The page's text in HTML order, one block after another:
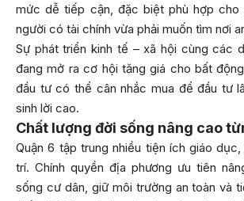
mức dễ tiếp cận, đặc biệt phù hợp cho
người có tài chính vừa phải muốn tìm nơi
Sự phát triển kinh tế – xã hội cùng các
đang mở ra cơ hội tăng giá cho bất
đầu tư có thể cân nhắc mua để đầu tư
sinh lời cao.
Chất lượng đời sống nâng cao
Quận 6 tập trung nhiều tiện ích giáo
trí. Chính quyền địa phương ưu tiên
sống cư dân, giữ môi trường an toàn và